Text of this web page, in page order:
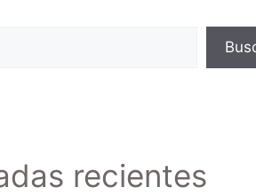
recientes